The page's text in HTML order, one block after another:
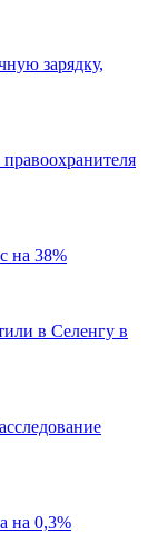
зарядку,
на 38%
в Селенгу в
на 0,3%